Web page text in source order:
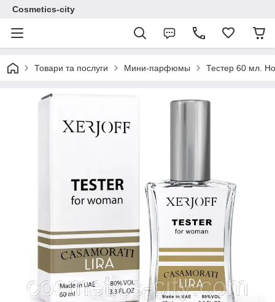
Cosmetics-city
Товари та послуги Мини-парфюмы Тестер 60 мл.